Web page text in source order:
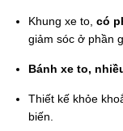
Khung xe to, có
giảm sóc ở phần
Bánh xe to,
Thiết kế khỏe
biến.